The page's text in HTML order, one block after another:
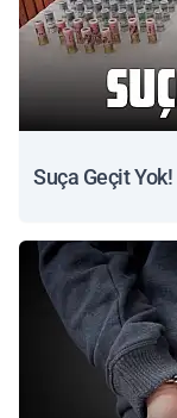
Suça Geçit Yok!